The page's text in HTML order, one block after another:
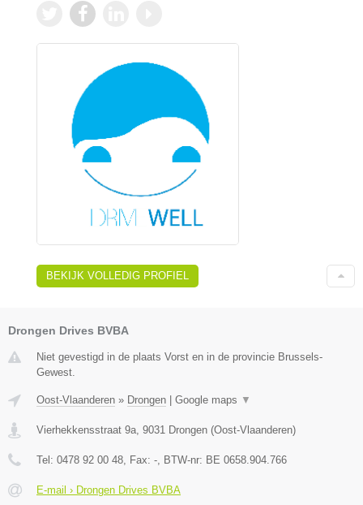
BEKIJK VOLLEDIG PROFIEL
Drongen Drives BVBA
Niet gevestigd in de plaats Vorst en in de provincie Brussels-
Gewest.
Oost-Vlaanderen » Drongen Google maps ▼
Vierhekkensstraat 9a, 9031 Drongen (Oost-Vlaanderen)
Tel: 0478 92 00 48, Fax: -, BTW-nr: BE 0658.904.766
E-mail › Drongen Drives BVBA